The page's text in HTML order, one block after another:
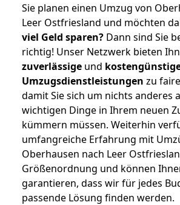
Sie planen einen Umzug von
Leer Ostfriesland und möchten
viel Geld sparen? Dann sind Sie
richtig! Unser Netzwerk bieten
zuverlässige und
Umzugsdienstleistungen zu
damit Sie sich um nichts anderes
wichtigen Dinge in Ihrem neuen
kümmern müssen. Weiterhin
umfangreiche Erfahrung mit
Oberhausen nach Leer
Größenordnung und können
garantieren, dass wir für jedes
passende Lösung finden werden.